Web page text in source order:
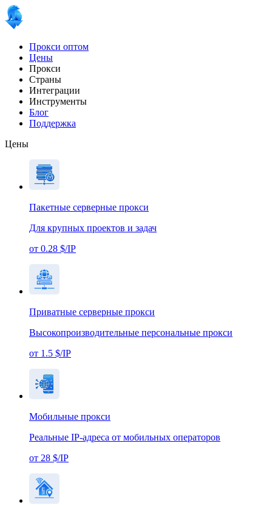
Прокси оптом
Цены
Прокси
Страны
Интеграции
Инструменты
Блог
Поддержка
Цены
Пакетные серверные прокси
Для крупных проектов и задач
от 0.28 $/IP
Приватные серверные прокси
Высокопроизводительные персональные прокси
от 1.5 $/IP
Мобильные прокси
Реальные IP-адреса от мобильных операторов
от 28 $/IP